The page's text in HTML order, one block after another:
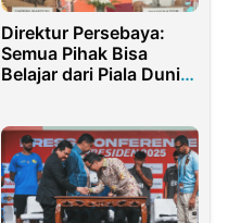
Direktur Persebaya:
Semua Pihak Bisa
Belajar dari Piala Dunia